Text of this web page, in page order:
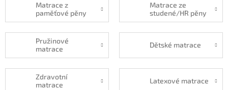
Matrace z
paměťové pěny
Matrace ze
studené/HR pěny
Pružinové
matrace
Dětské matrace
Zdravotní
matrace
Latexové matrace